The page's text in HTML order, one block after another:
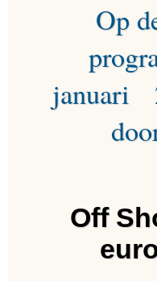
Op
januari
Off